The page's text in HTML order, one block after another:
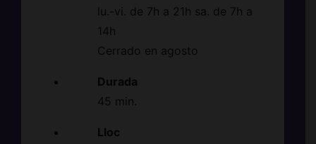
lu.-vi. de 7h a 21h sa. de 7h a
14h
Cerrado en agosto
Durada
45 min.
Lloc